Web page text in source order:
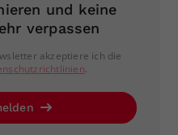
und keine
verpassen
akzeptiere ich die
.